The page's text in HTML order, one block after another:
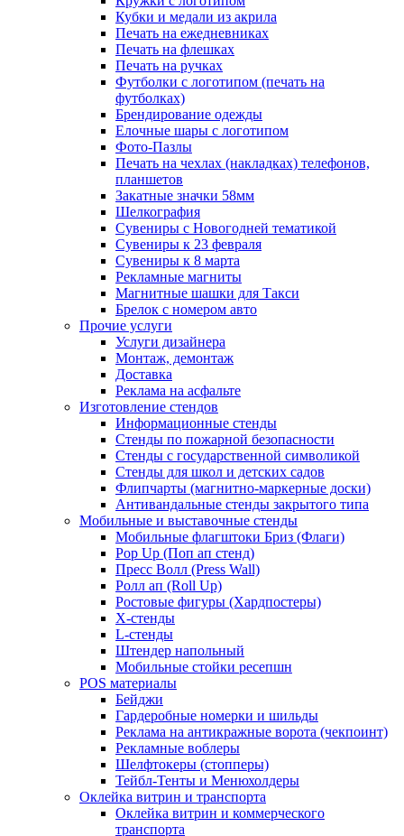
Кубки и медали из акрила
Печать на ежедневниках
Печать на флешках
Печать на ручках
Футболки с логотипом (печать на
футболках)
Брендирование одежды
Елочные шары с логотипом
Фото-Пазлы
Печать на чехлах (накладках) телефонов,
планшетов
Закатные значки 58мм
Шелкография
Сувениры с Новогодней тематикой
Сувениры к 23 февраля
Сувениры к 8 марта
Рекламные магниты
Магнитные шашки для Такси
Брелок с номером авто
Прочие услуги
Услуги дизайнера
Монтаж, демонтаж
Доставка
Реклама на асфальте
Изготовление стендов
Информационные стенды
Стенды по пожарной безопасности
Стенды с государственной символикой
Стенды для школ и детских садов
Флипчарты (магнитно-маркерные доски)
Антивандальные стенды закрытого типа
Мобильные и выставочные стенды
Мобильные флагштоки Бриз (Флаги)
Pop Up (Поп ап стенд)
Пресс Волл (Press Wall)
Ролл ап (Roll Up)
Ростовые фигуры (Хардпостеры)
X-стенды
L-стенды
Штендер напольный
Мобильные стойки ресепшн
POS материалы
Бейджи
Гардеробные номерки и шильды
Реклама на антикражные ворота (чекпоинт)
Рекламные воблеры
Шелфтокеры (стопперы)
Тейбл-Тенты и Менюхолдеры
Оклейка витрин и транспорта
Оклейка витрин и коммерческого
транспорта